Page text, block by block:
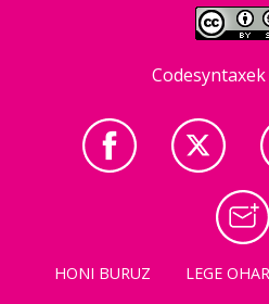
HONI BURUZ LEGE